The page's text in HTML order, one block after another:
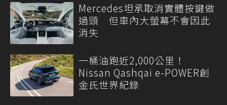
Mercedes坦承取消實體按鍵做
過頭 但車內大螢幕不會因此
消失
一桶油跑近2,000公里！
Nissan Qashqai e-POWER創
金氏世界紀錄